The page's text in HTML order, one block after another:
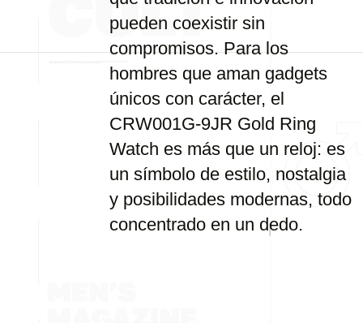
pueden coexistir sin
compromisos. Para los
hombres que aman gadgets
únicos con carácter, el
CRW001G-9JR Gold Ring
Watch es más que un reloj: es
un símbolo de estilo, nostalgia
y posibilidades modernas, todo
concentrado en un dedo.